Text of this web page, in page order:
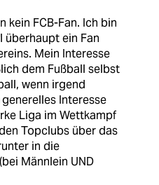
kein FCB-Fan. Ich bin
überhaupt ein Fan
Mein Interesse
dem Fußball selbst
wenn irgend
Interesse
Liga im Wettkampf
Topclubs über das
in die
Männlein UND